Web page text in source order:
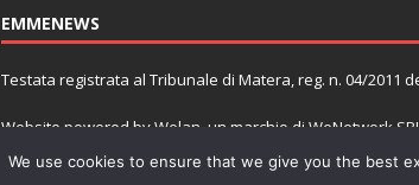
EMMENEWS
Testata registrata al Tribunale di Matera, reg. n. 04/2011
Website powered byWelan , un marchio di WeNetwork SRL
We use cookies to ensure that we give you the best